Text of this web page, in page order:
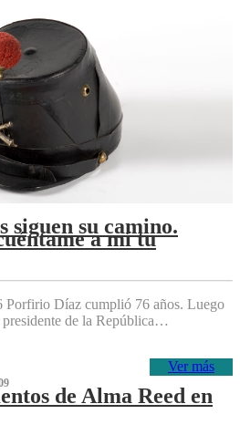
siguen su camino.
a mí tu
Porfirio Díaz cumplió 76 años. Luego
presidente de la República…
Ver más
de Alma Reed en